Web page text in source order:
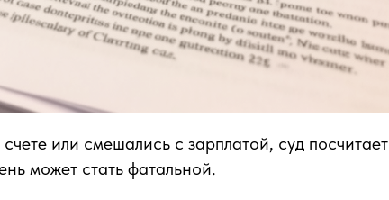
или смешались с зарплатой, суд посчитает
может стать фатальной.